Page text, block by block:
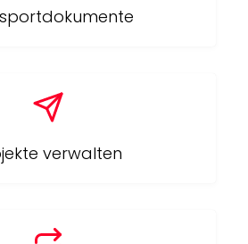
verwalten